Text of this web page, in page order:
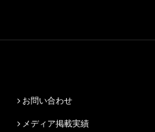
お問い合わせ
メディア掲載実績